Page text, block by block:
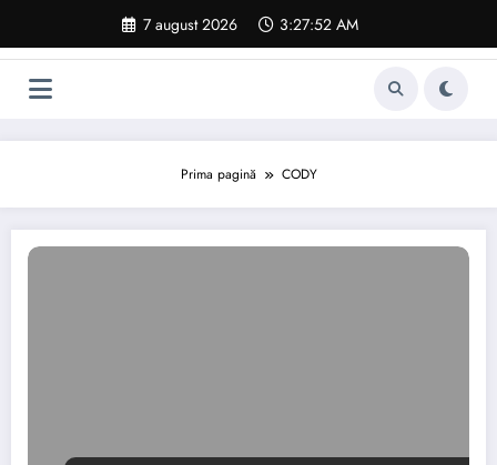
conținut
7 august 2026 3:27:53 AM
Prima pagină CODY